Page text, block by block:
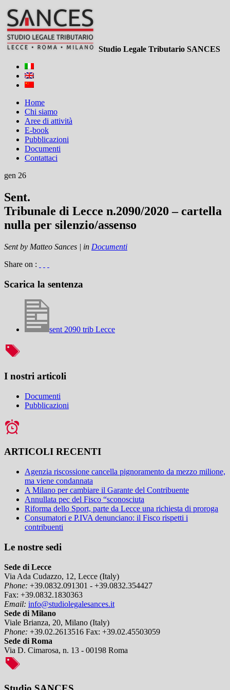
Studio Legale Tributario SANCES
Home
Chi siamo
Aree di attività
E-book
Pubblicazioni
Documenti
Contattaci
gen 26
Sent.
Tribunale di Lecce n.2090/2020 – cartella
nulla per silenzio/assenso
Sent by Matteo Sances | in Documenti
Share on :
Scarica la sentenza
sent 2090 trib Lecce
I nostri articoli
Documenti
Pubblicazioni
ARTICOLI RECENTI
Agenzia riscossione cancella pignoramento da mezzo milione,
ma viene condannata
A Milano per cambiare il Garante del Contribuente
Annullata pec del Fisco “sconosciuta
Riforma dello Sport, parte da Lecce una richiesta di proroga
Consumatori e P.IVA denunciano: il Fisco rispetti i
contribuenti
Le nostre sedi
Sede di Lecce
Via Ada Cudazzo, 12, Lecce (Italy)
Phone: +39.0832.091301 - +39.0832.354427
Fax: +39.0832.1830363
Email: info@studiolegalesances.it
Sede di Milano
Viale Brianza, 20, Milano (Italy)
Phone: +39.02.2613516 Fax: +39.02.45503059
Sede di Roma
Via D. Cimarosa, n. 13 - 00198 Roma